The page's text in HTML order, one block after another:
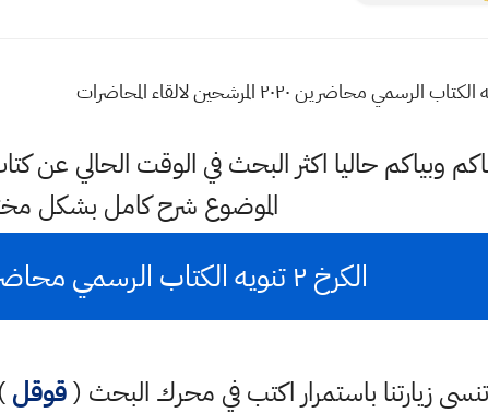
الرسمي محاضرين ٢٠٢٠ المرشحين لالقاء المحاضرات
الموضوع شرح كامل بشكل
الكرخ ٢ تنويه الكتاب الرسمي محاضرين ٢٠٢٠ المرشحين لالقاء المحاضرات
زيارتنا باستمرار اكتب في محرك البحث (قوقل